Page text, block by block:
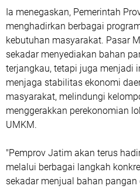
Ia menegaskan, Pemerintah
menghadirkan berbagai
kebutuhan masyarakat. Pasar
sekadar menyediakan bahan
terjangkau, tetapi juga menjadi
menjaga stabilitas ekonomi
masyarakat, melindungi
menggerakkan perekonomian
UMKM.
"Pemprov Jatim akan terus
melalui berbagai langkah
sekadar menjual bahan